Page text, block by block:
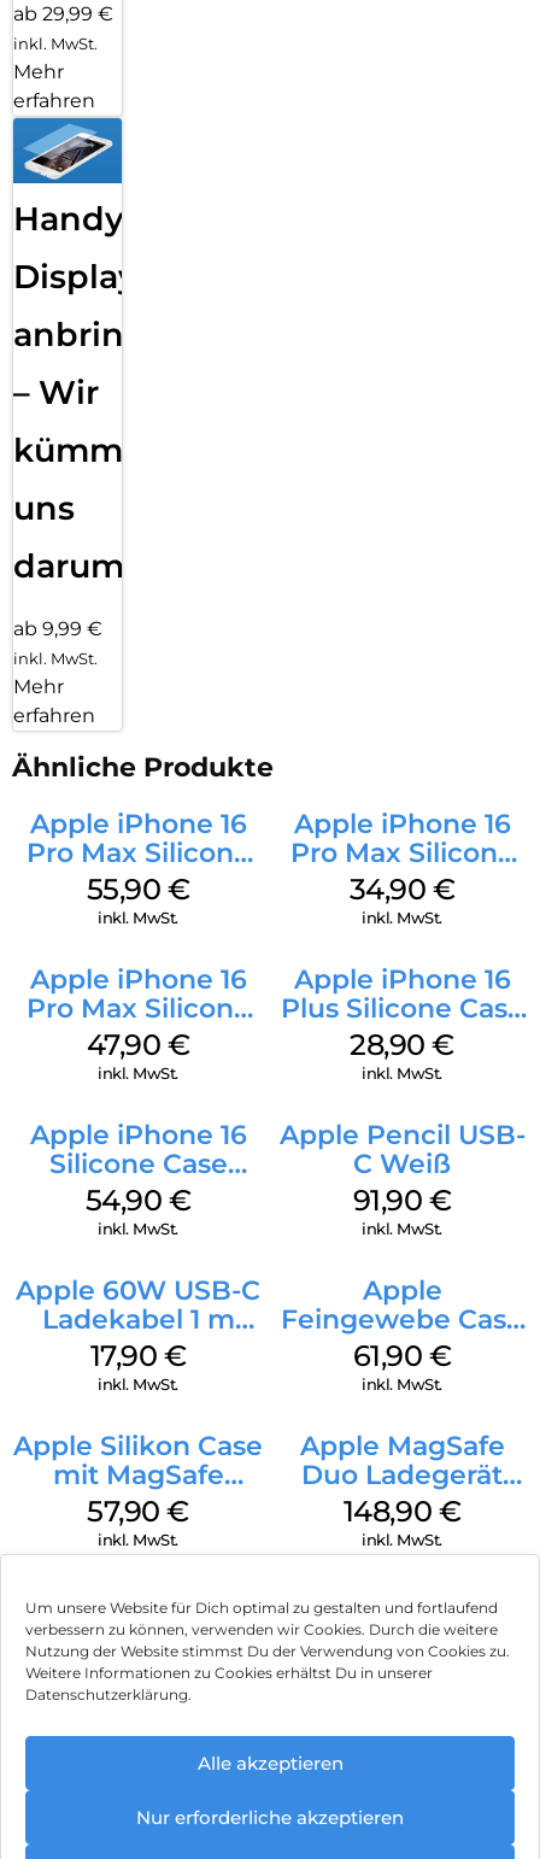
Um unsere Website für Dich optimal zu gestalten und fortlaufend
verbessern zu können, verwenden wir Cookies. Durch die weitere
Nutzung der Website stimmst Du der Verwendung von Cookies zu.
Weitere Informationen zu Cookies erhältst Du in unserer
Datenschutzerklärung.
Alle akzeptieren
Nur erforderliche akzeptieren
ab 29,99 €
inkl. MwSt.
Mehr
erfahren
Handy
Displayfolie
anbringen
– Wir
kümmern
uns
darum!
ab 9,99 €
inkl. MwSt.
Mehr
erfahren
Ähnliche Produkte
Apple iPhone 16
Pro Max Silicone
Case MagSafe
Stone Gray
55,90 €
inkl. MwSt.
Apple iPhone 16
Pro Max Silicone
Case MagSafe
Denim
34,90 €
inkl. MwSt.
Apple iPhone 16
Pro Max Silicone
Case MagSafe
Black
47,90 €
inkl. MwSt.
Apple iPhone 16
Plus Silicone Case
MagSafe Black
28,90€
inkl. MwSt.
Apple iPhone 16
Silicone Case
MagSafe Lake
Green
54,90 €
inkl. MwSt.
Apple Pencil USB-
C Weiß
91,90 €
inkl. MwSt.
Apple 60W USB-C
Ladekabel 1 m
Weiß
17,90 €
inkl. MwSt.
Apple
Feingewebe Case
iPhone 15 Pro
MagSafe Schwarz
61,90 €
inkl. MwSt.
Apple Silikon Case
mit MagSafe
iPhone 14 Pro
(PRODUCT)RED
57,90€
inkl. MwSt.
Apple MagSafe
Duo Ladegerät
Weiß
148,90 €
inkl. MwSt.
Impressum
Hinweis zur Batterieentsorgung